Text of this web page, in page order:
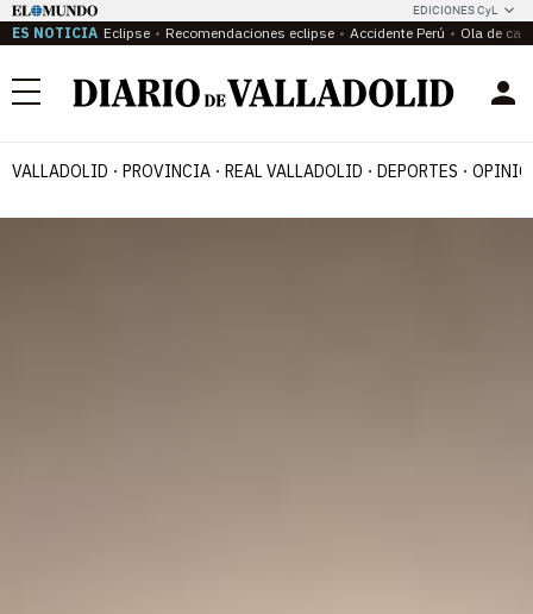
EDICIONES CyL
ES NOTICIA Eclipse Recomendaciones eclipse Accidente Perú Ola de
Menú
VALLADOLID PROVINCIA REAL VALLADOLID DEPORTES